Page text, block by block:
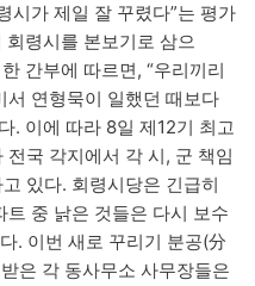
시가 제일 잘 꾸렸다”는 평가
회령시를 본보기로 삼으
간부에 따르면, “우리끼리
연형묵이 일했던 때보다
. 이에 따라 8일 제12기 최고
국 각지에서 각 시, 군 책임
있다. 회령시당은 긴급히
중 낡은 것들은 다시 보수
. 이번 새로 꾸리기 분공(分
은 각 동사무소 사무장들은